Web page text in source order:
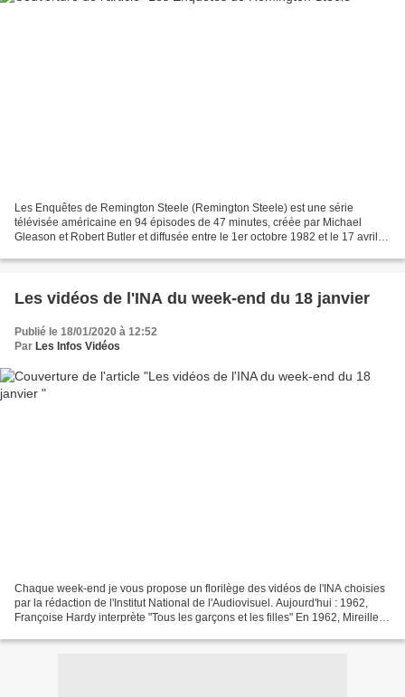
Les Enquêtes de Remington Steele (Remington Steele) est une série
télévisée américaine en 94 épisodes de 47 minutes, créée par Michael
Gleason et Robert Butler et diffusée entre le 1er octobre 1982 et le 17 avril
Les vidéos de l'INA du week-end du 18 janvier
Publié le 18/01/2020 à 12:52
Par Les Infos Vidéos
Chaque week-end je vous propose un florilège des vidéos de l'INA choisies
par la rédaction de l'Institut National de l'Audiovisuel. Aujourd'hui : 1962,
Françoise Hardy interprète "Tous les garçons et les filles" En 1962, Mireille